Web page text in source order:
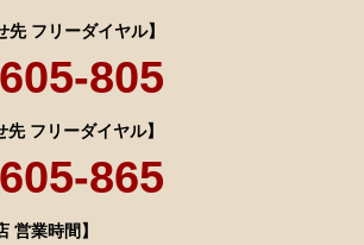
先 フリーダイヤル】
805
先 フリーダイヤル】
865
営業時間】